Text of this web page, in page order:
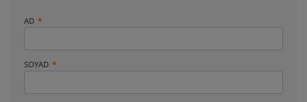
AD
SOYAD